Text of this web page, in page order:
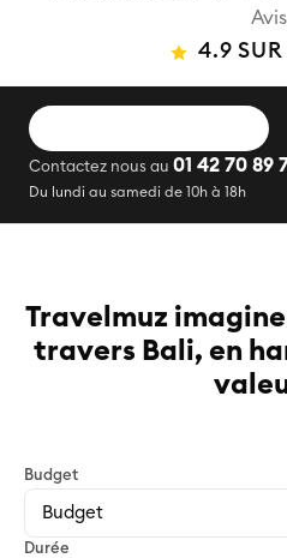
Avis
4.9 SUR
Contactez nous au 01 42 70 89
Du lundi au samedi de 10h à 18h
Travelmuz
travers Bali, en
Budget
Durée